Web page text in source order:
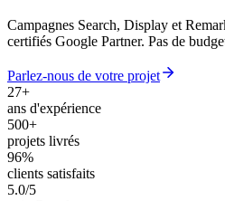
Campagnes Search, Display et
certifiés Google Partner. Pas de
Parlez-nous de votre projet
27+
ans d'expérience
500+
projets livrés
96%
clients satisfaits
5.0/5